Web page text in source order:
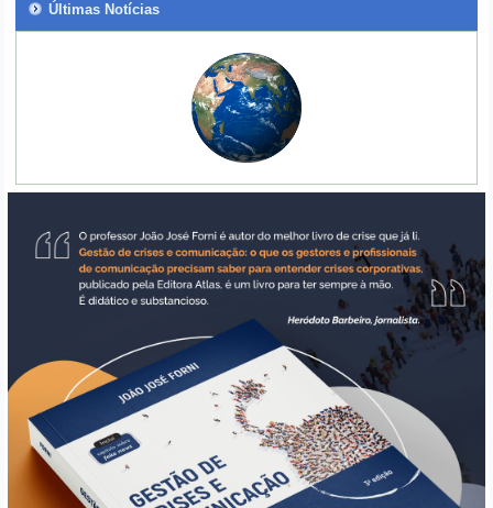
Últimas Notícias